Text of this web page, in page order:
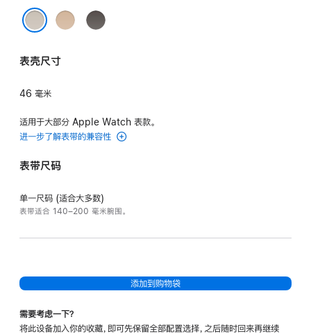
金
石
表壳尺寸
46 毫米
适用于大部分 Apple Watch 表款。
进一步了解表带的兼容性
表带尺码
单一尺码 (适合大多数)
表带适合 140–200 毫米腕围。
添加到购物袋
需要考虑一下？
将此设备加入你的收藏，即可先保留全部配置选择，之后随时回来再继续